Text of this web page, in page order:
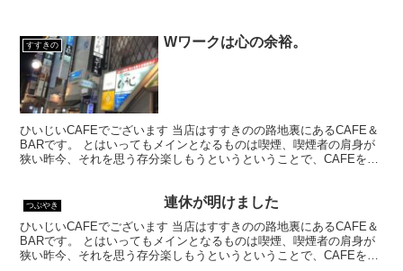
すすきの Wワークは心の余裕。
ひいじいCAFEでございます 当店はすすきのの路地裏にあるCAFE＆
BARです。 とはいってもメインとなるものは喫煙、喫煙者の肩身が
狭い昨今、それを思う存分楽しもうというということで、CAFEを名
つぶやき 連休が明けました
ひいじいCAFEでございます 当店はすすきのの路地裏にあるCAFE＆
BARです。 とはいってもメインとなるものは喫煙、喫煙者の肩身が
狭い昨今、それを思う存分楽しもうというということで、CAFEを名